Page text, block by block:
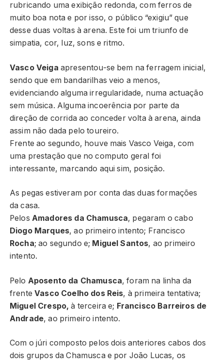
rubricando uma exibição redonda, com ferros de
muito boa nota e por isso, o público “exigiu” que
desse duas voltas à arena. Este foi um triunfo de
simpatia, cor, luz, sons e ritmo.
Vasco Veiga apresentou-se bem na ferragem inicial,
sendo que em bandarilhas veio a menos,
evidenciando alguma irregularidade, numa actuação
sem música. Alguma incoerência por parte da
direção de corrida ao conceder volta à arena, ainda
assim não dada pelo toureiro.
Frente ao segundo, houve mais Vasco Veiga, com
uma prestação que no computo geral foi
interessante, marcando aqui sim, posição.
As pegas estiveram por conta das duas formações
da casa.
Pelos Amadores da Chamusca, pegaram o cabo
Diogo Marques, ao primeiro intento; Francisco
Rocha; ao segundo e; Miguel Santos, ao primeiro
intento.
Pelo Aposento da Chamusca, foram na linha da
frenteVasco Coelho dos Reis, à primeira tentativa;
Miguel Crespo, à terceira e; Francisco Barreiros de
Andrade, ao primeiro intento.
Com o júri composto pelos dois anteriores cabos dos
dois grupos da Chamusca e por João Lucas, os